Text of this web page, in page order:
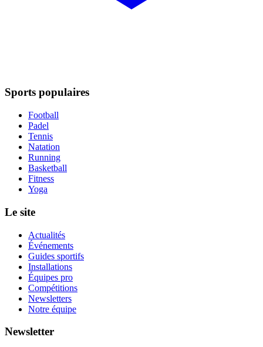
Sports populaires
Football
Padel
Tennis
Natation
Running
Basketball
Fitness
Yoga
Le site
Actualités
Événements
Guides sportifs
Installations
Équipes pro
Compétitions
Newsletters
Notre équipe
Newsletter